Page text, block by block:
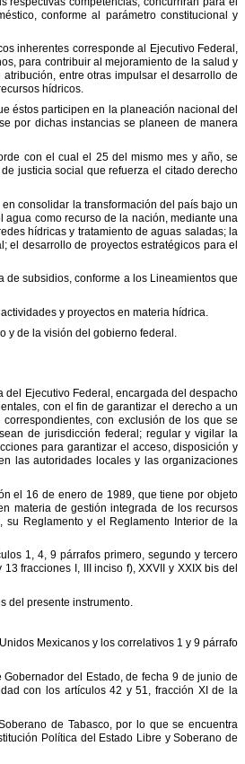
conforme al parámetro constitucional y
inherentes corresponde al Ejecutivo Federal,
para contribuir al mejoramiento de la salud y
entre otras impulsar el desarrollo de
hídricos.
éstos participen en la planeación nacional del
por dichas instancias se planeen de manera
con el cual el 25 del mismo mes y año, se
justicia social que refuerza el citado derecho
en consolidar la transformación del país bajo un
como recurso de la nación, mediante una
hídricas y tratamiento de aguas saladas; la
el desarrollo de proyectos estratégicos para el
de subsidios, conforme a los Lineamientos que
y proyectos en materia hídrica.
y de la visión del gobierno federal.
del Ejecutivo Federal, encargada del despacho
con el fin de garantizar el derecho a un
con exclusión de los que se
de jurisdicción federal; regular y vigilar la
para garantizar el acceso, disposición y
las autoridades locales y las organizaciones
el 16 de enero de 1989, que tiene por objeto
materia de gestión integrada de los recursos
Reglamento y el Reglamento Interior de la
1, 4, 9 párrafos primero, segundo y tercero
fracciones I, III inciso f), XXVII y XXIX bis del
del presente instrumento.
Mexicanos y los correlativos 1 y 9 párrafo
Gobernador del Estado, de fecha 9 de junio de
con los artículos 42 y 51, fracción XI de la
de Tabasco, por lo que se encuentra
Política del Estado Libre y Soberano de